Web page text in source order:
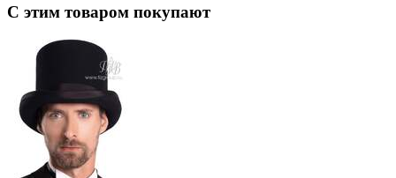
С этим товаром покупают